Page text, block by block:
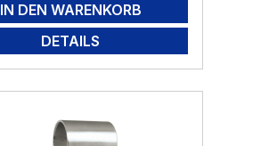
IN DEN WARENKORB
DETAILS